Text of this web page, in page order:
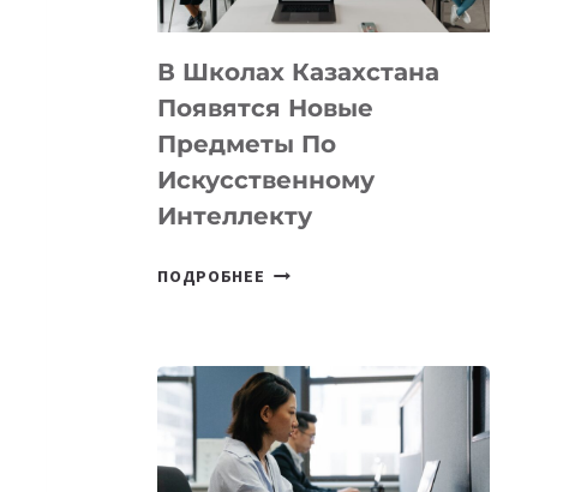
МЕЖДУНАРОДНУЮ
ДЛЯ
ТЕХНОЛОГИЧЕСКИХ
СТАРТАПОВ
В Школах Казахстана
Появятся Новые
Предметы По
Искусственному
Интеллекту
ПОДРОБНЕЕ
НОВЫЕ
ПРЕДМЕТЫ
ПО
ИСКУССТВЕННОМУ